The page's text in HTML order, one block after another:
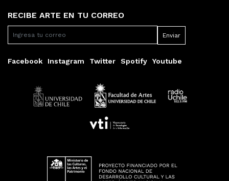
RECIBE ARTE EN TU CORREO
Facebook Instagram Twitter Spotify Youtube